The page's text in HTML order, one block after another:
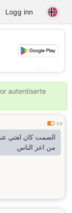
Logg inn
autentiserte
0.5
الصمت كان لغتي
من اعز الناس